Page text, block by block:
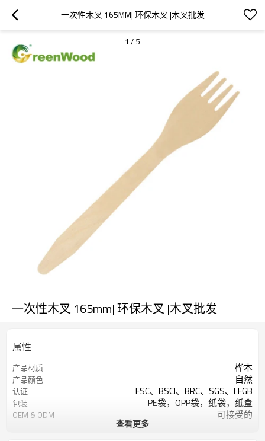
一次性木叉 165MM| 环保木叉 |木叉批发
1 / 5
一次性木叉 165mm| 环保木叉 |木叉批发
属性
产品材质 桦木
产品颜色 自然
认证 FSC、BSCI、BRC、SGS、LFGB
包装 PE袋，OPP袋，纸袋，纸盒
OEM & ODM 可接受的
查看更多